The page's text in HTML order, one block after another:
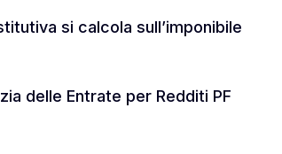
si calcola sull’imponibile
delle Entrate per Redditi PF